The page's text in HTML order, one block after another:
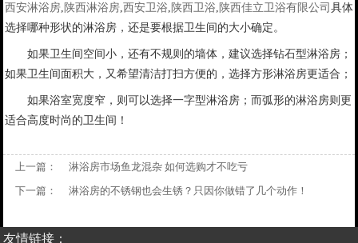
西安淋浴房, 陕西淋浴房,西安卫浴, 陕西卫浴, 陕西佳立卫浴有限公司 具体
选择哪种形状的淋浴房，还是要根据卫生间的大小确定。
如果卫生间空间小，还有不规则的墙体，建议选择钻石型淋浴房；
如果卫生间面积大，又希望清洁打扫方便的，选择方形淋浴房更适合；
如果浴室宽度窄，则可以选择一字型淋浴房；而弧形的淋浴房则更
适合高度时尚的卫生间！
上一篇：
淋浴房市场鱼龙混杂 如何选购才不吃亏
下一篇：
淋浴房的不锈钢也会生锈？只因你做错了几个动作！
友情链接：